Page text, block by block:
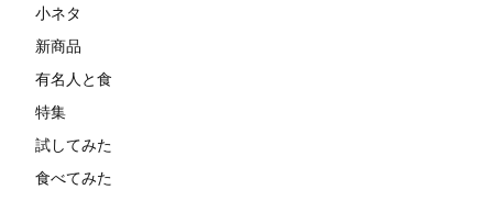
小ネタ
新商品
有名人と食
特集
試してみた
食べてみた